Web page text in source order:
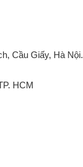
Cầu Giấy, Hà Nội.
HCM